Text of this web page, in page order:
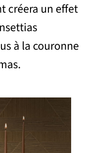
créera un effet
à la couronne